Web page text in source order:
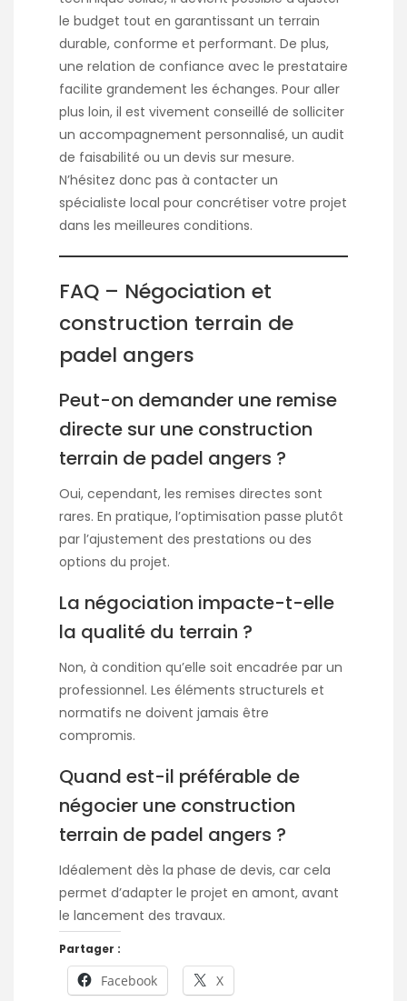
le budget tout en garantissant un terrain
durable, conforme et performant. De plus,
une relation de confiance avec le prestataire
facilite grandement les échanges. Pour aller
plus loin, il est vivement conseillé de solliciter
un accompagnement personnalisé, un audit
de faisabilité ou un devis sur mesure.
N’hésitez donc pas à contacter un
spécialiste local pour concrétiser votre projet
dans les meilleures conditions.
FAQ – Négociation et
construction terrain de
padel angers
Peut-on demander une remise
directe sur une construction
terrain de padel angers ?
Oui, cependant, les remises directes sont
rares. En pratique, l’optimisation passe plutôt
par l’ajustement des prestations ou des
options du projet.
La négociation impacte-t-elle
la qualité du terrain ?
Non, à condition qu’elle soit encadrée par un
professionnel. Les éléments structurels et
normatifs ne doivent jamais être
compromis.
Quand est-il préférable de
négocier une construction
terrain de padel angers ?
Idéalement dès la phase de devis, car cela
permet d’adapter le projet en amont, avant
le lancement des travaux.
Partager :
Facebook X